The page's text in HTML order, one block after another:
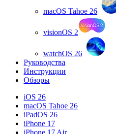
macOS Tahoe 26
visionOS 2
watchOS 26
Руководства
Инструкции
Обзоры
iOS 26
macOS Tahoe 26
iPadOS 26
iPhone 17
iPhone 17 Air